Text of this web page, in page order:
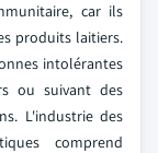
car ils
produits laitiers.
intolérantes
ou suivant des
L'industrie des
comprend